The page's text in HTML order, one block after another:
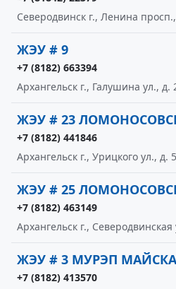
Северодвинск г., Ленина
ЖЭУ # 9
+7 (8182) 663394
Архангельск г., Галушина ул., д.
ЖЭУ # 23
+7 (8182) 441846
Архангельск г., Урицкого ул., д.
ЖЭУ # 25
+7 (8182) 463149
Архангельск г., Северодвинская
ЖЭУ # 3 МУРЭП
+7 (8182) 413570